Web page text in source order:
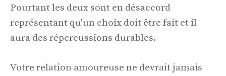
Pourtant les deux sont en désaccord
représentant qu'un choix doit être fait et il
aura des répercussions durables.
Votre relation amoureuse ne devrait jamais